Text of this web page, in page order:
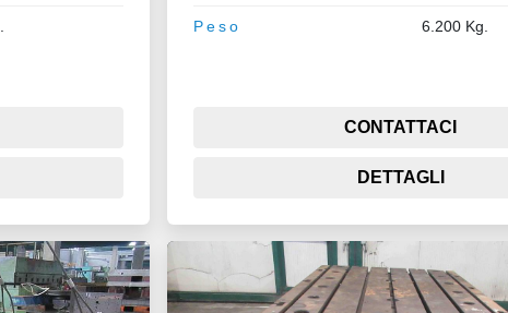
Peso 6.200 Kg.
CONTATTACI
DETTAGLI